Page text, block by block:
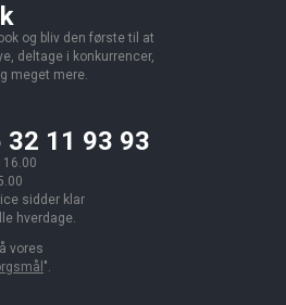
og bliv den første til at
deltage i konkurrencer,
meget mere.
32 11 93 93
16.00
sidder klar
hverdage.
vores
".